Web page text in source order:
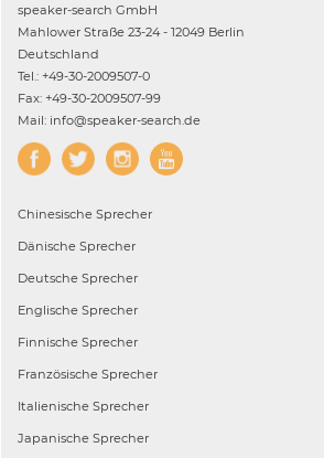
speaker-search GmbH
Mahlower Straße 23-24 - 12049 Berlin
Deutschland
Tel.: +49-30-2009507-0
Fax: +49-30-2009507-99
Mail: info@speaker-search.de
Chinesische Sprecher
Dänische Sprecher
Deutsche Sprecher
Englische Sprecher
Finnische Sprecher
Französische Sprecher
Italienische Sprecher
Japanische Sprecher